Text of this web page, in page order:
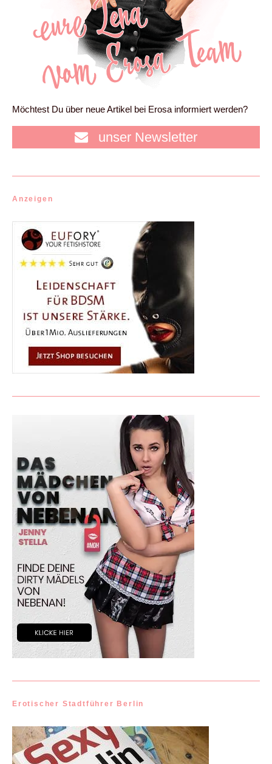
Möchtest Du über neue Artikel bei Erosa informiert werden?
unser Newsletter
Anzeigen
Erotischer Stadtführer Berlin